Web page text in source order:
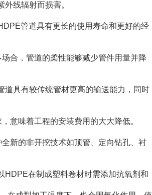
线辐射而损害。
管道具有更长的使用寿命和更好的经
合，管道的柔性能够减少管件用量并降
道具有较传统管材更高的输送能力，同时
意味着工程的安装费用的大大降低。
新的非开挖技术如顶管、定向钻孔、衬
HDPE在制成塑料卷材时需添加抗氧剂和